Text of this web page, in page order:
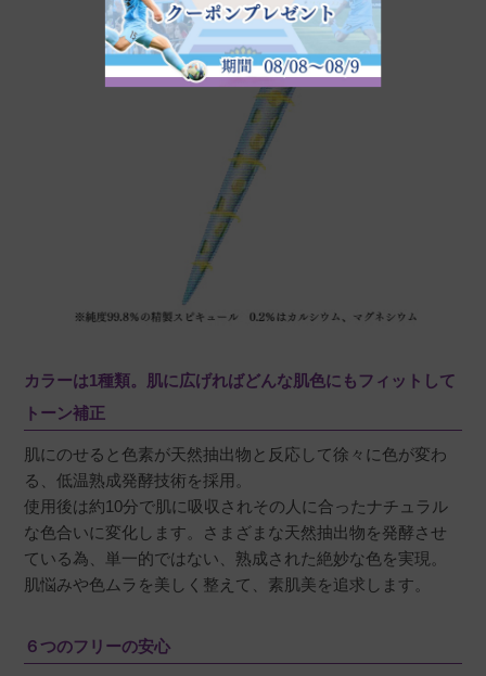
カラーは1種類。肌に広げればどんな肌色にもフィットして
トーン補正
肌にのせると色素が天然抽出物と反応して徐々に色が変わ
る、低温熟成発酵技術を採用。
使用後は約10分で肌に吸収されその人に合ったナチュラル
な色合いに変化します。さまざまな天然抽出物を発酵させ
ている為、単一的ではない、熟成された絶妙な色を実現。
肌悩みや色ムラを美しく整えて、素肌美を追求します。
６つのフリーの安心